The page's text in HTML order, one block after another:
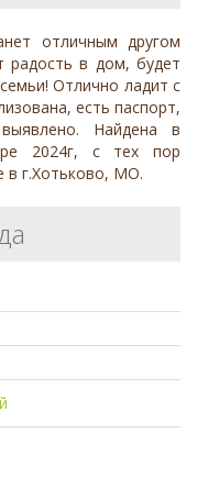
отличным другом
радость в дом, будет
Отлично ладит с
есть паспорт,
Найдена в
2024г, с тех пор
в г.Хотьково, МО.